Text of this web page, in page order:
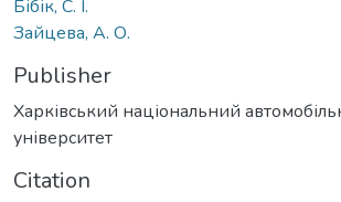
Бібік, С. І.
Зайцева, А. О.
Publisher
Харківський національний
університет
Citation